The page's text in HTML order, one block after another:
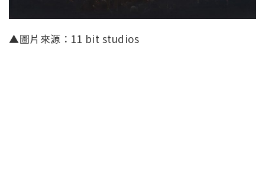
▲圖片來源：11 bit studios